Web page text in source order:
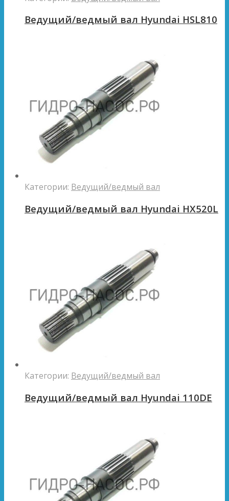
Ведущий/ведмый вал Hyundai HSL810
Категории: Ведущий/ведмый вал
Ведущий/ведмый вал Hyundai HX520L
Категории: Ведущий/ведмый вал
Ведущий/ведмый вал Hyundai 110DE